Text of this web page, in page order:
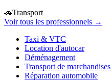
🚗Transport
Voir tous les professionnels →
Taxi & VTC
Location d'autocar
Déménagement
Transport de marchandises
Réparation automobile